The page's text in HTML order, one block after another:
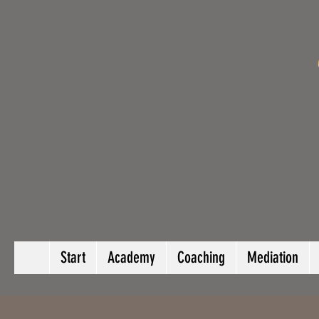
Start Academy Coaching Mediation